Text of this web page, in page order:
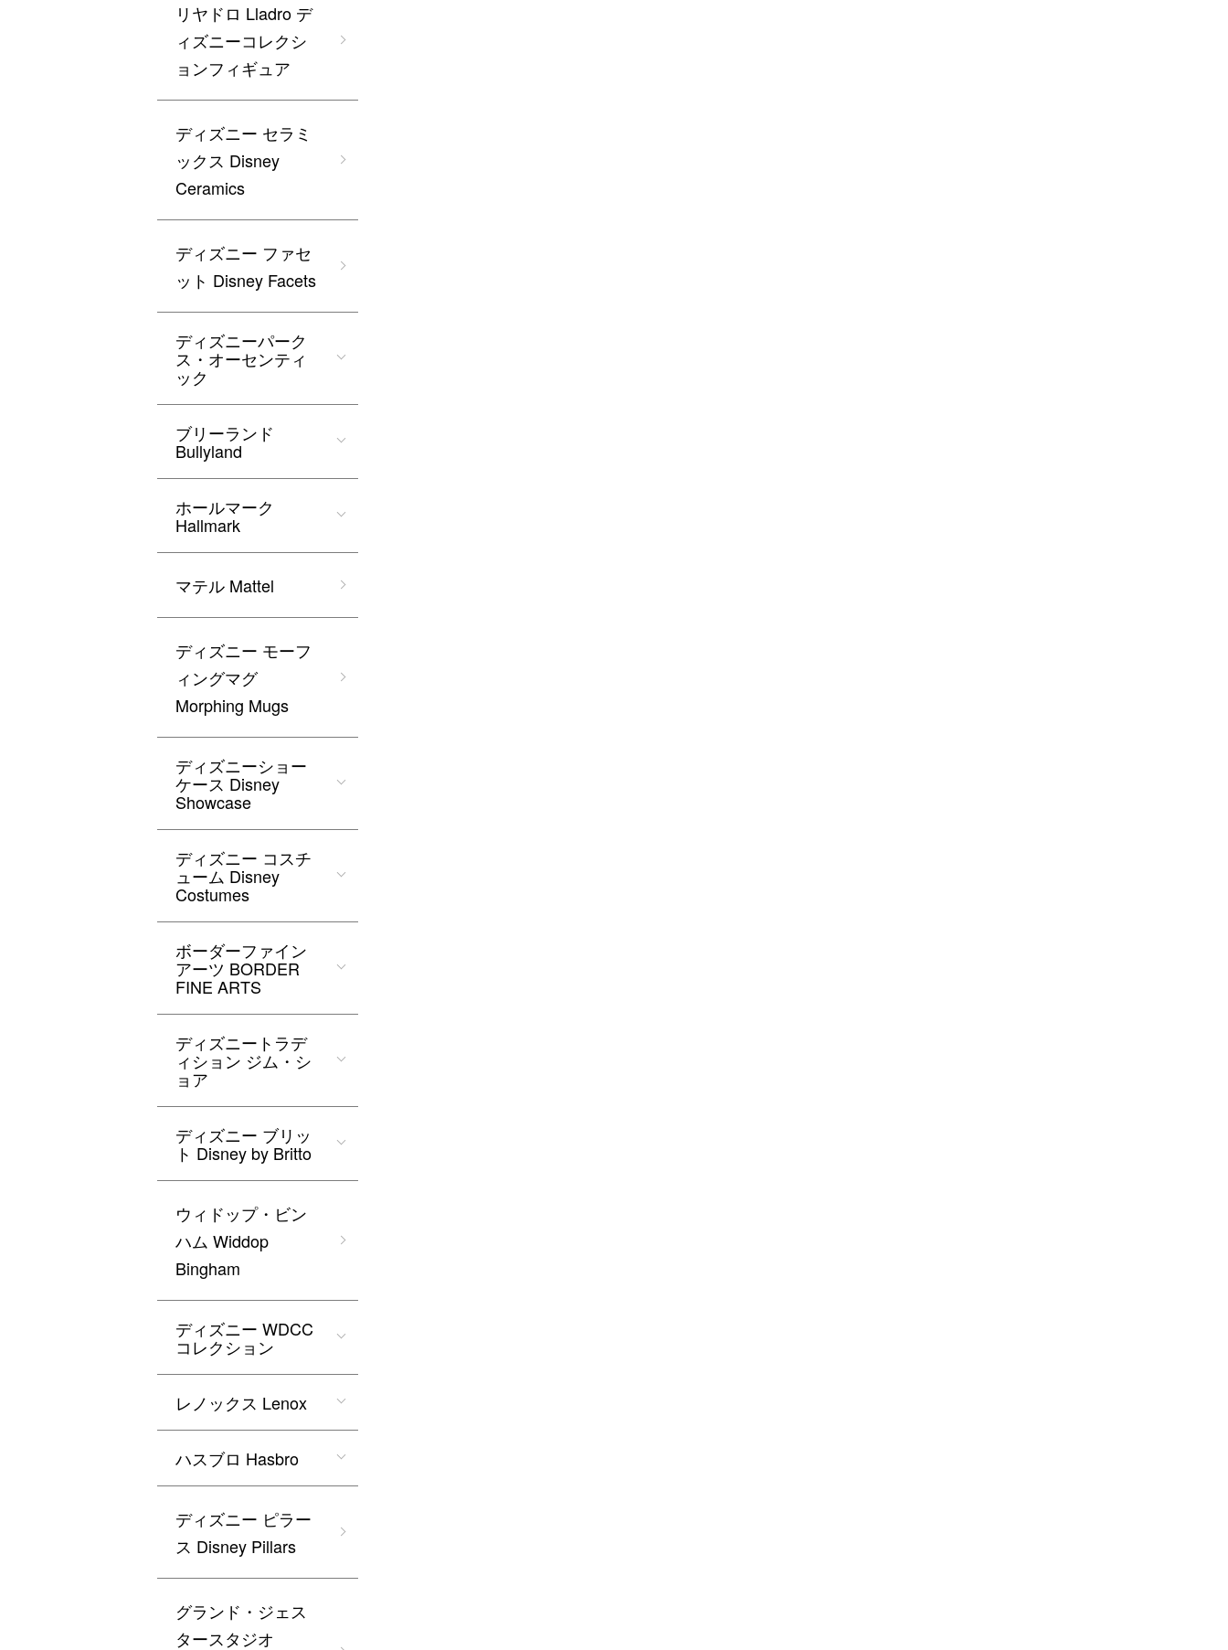
リヤドロ Lladro デ
ィズニーコレクシ
ョンフィギュア
ディズニー セラミ
ックス Disney
Ceramics
ディズニー ファセ
ット Disney Facets
ディズニーパーク
ス・オーセンティ
ック
ブリーランド
Bullyland
ホールマーク
Hallmark
マテル Mattel
ディズニー モーフ
ィングマグ
Morphing Mugs
ディズニーショー
ケース Disney
Showcase
ディズニー コスチ
ューム Disney
Costumes
ボーダーファイン
アーツ BORDER
FINE ARTS
ディズニートラデ
ィション ジム・シ
ョア
ディズニー ブリッ
ト Disney by Britto
ウィドップ・ビン
ハム Widdop
Bingham
ディズニー WDCC
コレクション
レノックス Lenox
ハスブロ Hasbro
ディズニー ピラー
ス Disney Pillars
グランド・ジェス
タースタジオ